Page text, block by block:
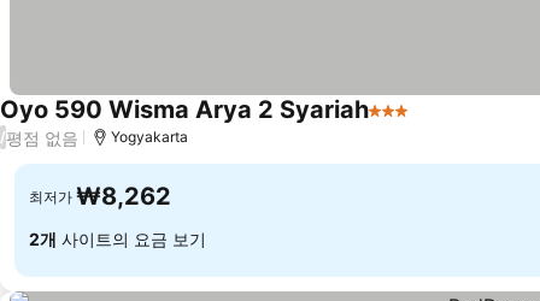
Oyo 590 Wisma Arya 2 Syariah3 성급
/평점 없음 Yogyakarta
최저가 ₩8,262
2개 사이트의 요금 보기